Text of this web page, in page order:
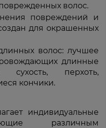
волос.
повреждений и
для окрашенных
волос: лучшее
длинные
перхоть,
кончики.
индивидуальные
различным